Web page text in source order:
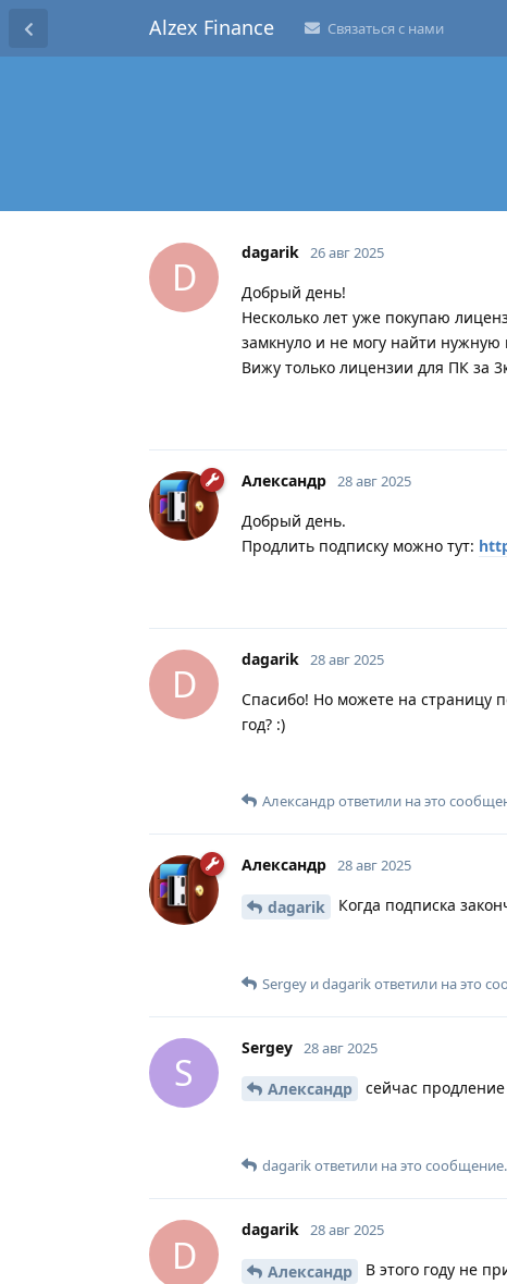
Alzex Finance Связаться с нами
D
dagarik 26 авг 2025
Добрый день!
Несколько лет уже покупаю
замкнуло и не могу найти
Вижу только лицензии для ПК за
Александр 28 авг 2025
Добрый день.
Продлить подписку можно тут:
D
dagarik 28 авг 2025
Спасибо! Но можете на страницу
год? :)
Александрответили на это
Александр 28 авг 2025
dagarik Когда подписка
Sergey иdagarikответили на это
S
Sergey 28 авг 2025
Александр сейчас продление
dagarikответили на это сообщение.
D
dagarik 28 авг 2025
Александр В этого году не